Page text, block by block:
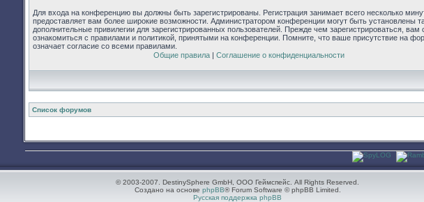
Для входа на конференцию вы должны быть зарегистрированы. Регистрация занимает всего несколько
предоставляет вам более широкие возможности. Администратором конференции могут быть установлены
дополнительные привилегии для зарегистрированных пользователей. Прежде чем зарегистрироваться, вам
ознакомиться с правилами и политикой, принятыми на конференции. Помните, что ваше присутствие на
означает согласие со всеми правилами.
Общие правила| Соглашение о конфиденциальности
Список форумов
© 2003-2007. DestinySphere GmbH, ООО Геймспейс. All Rights Reserved.
Создано на основе phpBB® Forum Software © phpBB Limited.
Русская поддержка phpBB